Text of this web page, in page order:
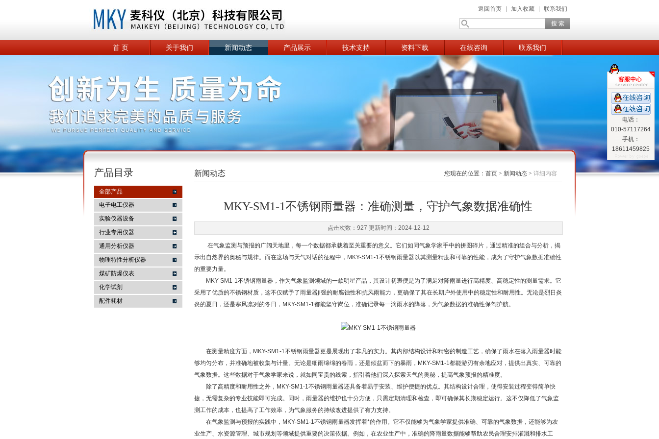
麦科仪（北京）科技有限公司
返回首页 加入收藏 联系我们
首 页 关于我们 新闻动态 产品展示 技术支持 资料下载 在线咨询 联系我们
产品目录
全部产品
电子电工仪器
实验仪器设备
行业专用仪器
通用分析仪器
物理特性分析仪器
煤矿防爆仪表
化学试剂
配件耗材
新闻动态 您现在的位置： 首页 > 新闻动态 > 详细内容
MKY-SM1-1不锈钢雨量器：准确测量，守护气象数据准确性
点击次数：927 更新时间：2024-12-12
在气象监测与预报的广阔天地里，每一个数据都承载着至关重要的意义。它们如同气象学家手中的拼图碎片，通过精准的组合与分析，揭
示出自然界的奥秘与规律。而在这场与天气对话的征程中，MKY-SM1-1不锈钢雨量器以其测量精度和可靠的性能，成为了守护气象数据准确性
的重要力量。
MKY-SM1-1不锈钢雨量器，作为气象监测领域的一款明星产品，其设计初衷便是为了满足对降雨量进行高精度、高稳定性的测量需求。它
采用了优质的不锈钢材质，这不仅赋予了雨量器ji强的耐腐蚀性和抗风雨能力，更确保了其在长期户外使用中的稳定性和耐用性。无论是烈日炎
炎的夏日，还是寒风凛冽的冬日，MKY-SM1-1都能坚守岗位，准确记录每一滴雨水的降落，为气象数据的准确性保驾护航。
在测量精度方面，MKY-SM1-1不锈钢雨量器更是展现出了非凡的实力。其内部结构设计和精密的制造工艺，确保了雨水在落入雨量器时能
够均匀分布，并准确地被收集与计量。无论是细雨绵绵的春雨，还是倾盆而下的暴雨，MKY-SM1-1都能游刃有余地应对，提供出真实、可靠的
气象数据。这些数据对于气象学家来说，就如同宝贵的线索，指引着他们深入探索天气的奥秘，提高气象预报的精准度。
除了高精度和耐用性之外，MKY-SM1-1不锈钢雨量器还具备着易于安装、维护便捷的优点。其结构设计合理，使得安装过程变得简单快
捷，无需复杂的专业技能即可完成。同时，雨量器的维护也十分方便，只需定期清理和检查，即可确保其长期稳定运行。这不仅降低了气象监
测工作的成本，也提高了工作效率，为气象服务的持续改进提供了有力支持。
在气象监测与预报的实践中，MKY-SM1-1不锈钢雨量器发挥着*的作用。它不仅能够为气象学家提供准确、可靠的气象数据，还能够为农
业生产、水资源管理、城市规划等领域提供重要的决策依据。例如，在农业生产中，准确的降雨量数据能够帮助农民合理安排灌溉和排水工
电话：
010-57117264
手机：
18611459825